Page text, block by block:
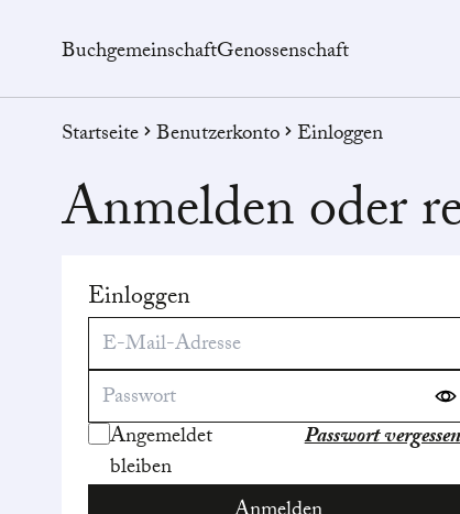
BuchgemeinschaftGenossenschaft
Startseite Benutzerkonto Einloggen
Anmelden oder
Einloggen
Angemeldet
bleiben
Passwort